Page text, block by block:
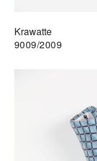
Krawatte
9009/2009